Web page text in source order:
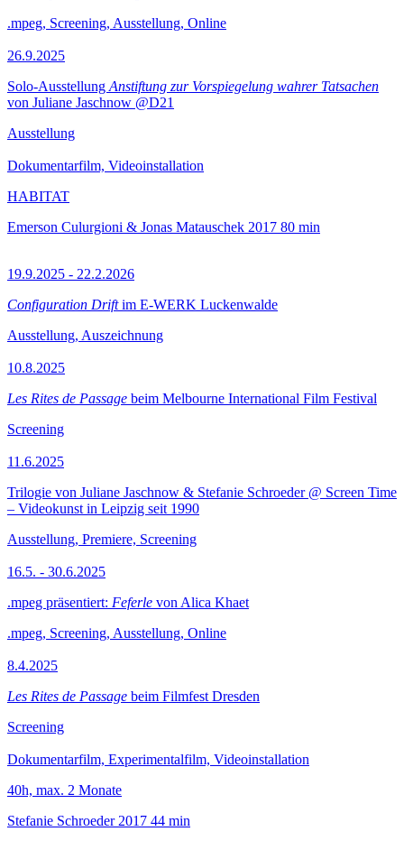
.mpeg, Screening, Ausstellung, Online
26.9.2025
Solo-Ausstellung Anstiftung zur Vorspiegelung wahrer Tatsachen
von Juliane Jaschnow @D21
Ausstellung
Dokumentarfilm, Videoinstallation
HABITAT
Emerson Culurgioni & Jonas Matauschek 2017 80 min
19.9.2025 - 22.2.2026
Configuration Driftim E-WERK Luckenwalde
Ausstellung, Auszeichnung
10.8.2025
Les Rites de Passage beim Melbourne International Film Festival
Screening
11.6.2025
Trilogie von Juliane Jaschnow & Stefanie Schroeder @ Screen Time
– Videokunst in Leipzig seit 1990
Ausstellung, Premiere, Screening
16.5. - 30.6.2025
.mpeg präsentiert: Feferle von Alica Khaet
.mpeg, Screening, Ausstellung, Online
8.4.2025
Les Rites de Passage beim Filmfest Dresden
Screening
Dokumentarfilm, Experimentalfilm, Videoinstallation
40h, max. 2 Monate
Stefanie Schroeder 2017 44 min